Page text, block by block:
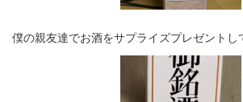
僕の親友達でお酒をサプライズプレゼントし